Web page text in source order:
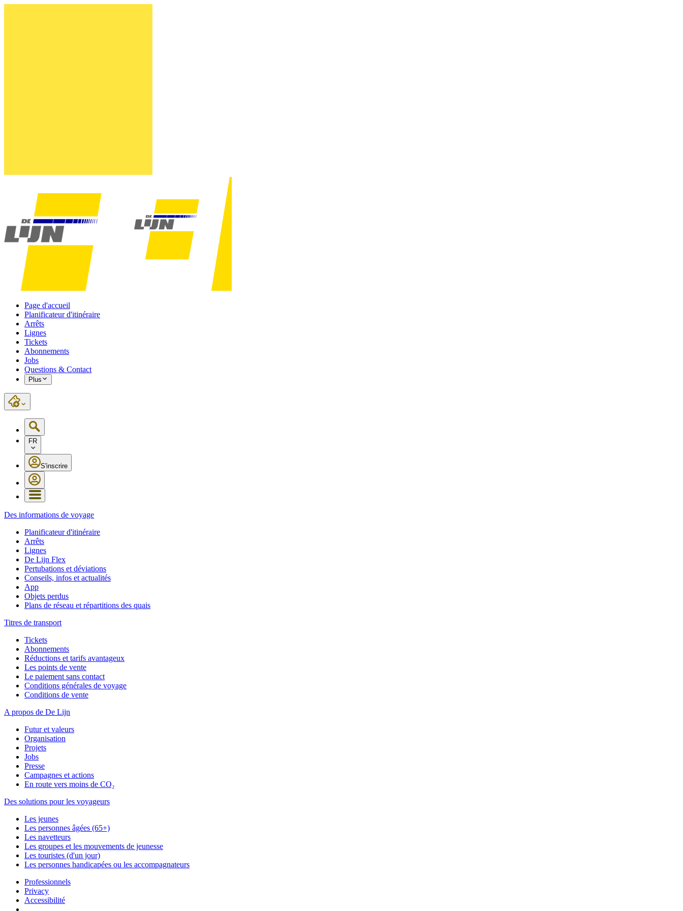
Page d'accueil
Planificateur d'itinéraire
Arrêts
Lignes
Tickets
Abonnements
Jobs
Questions & Contact
Plus
FR
S'inscrire
Des informations de voyage
Planificateur d'itinéraire
Arrêts
Lignes
De Lijn Flex
Pertubations et déviations
Conseils, infos et actualités
App
Objets perdus
Plans de réseau et répartitions des quais
Titres de transport
Tickets
Abonnements
Réductions et tarifs avantageux
Les points de vente
Le paiement sans contact
Conditions générales de voyage
Conditions de vente
A propos de De Lijn
Futur et valeurs
Organisation
Projets
Jobs
Presse
Campagnes et actions
En route vers moins de CO₂
Des solutions pour les voyageurs
Les jeunes
Les personnes âgées (65+)
Les navetteurs
Les groupes et les mouvements de jeunesse
Les touristes (d'un jour)
Les personnes handicapées ou les accompagnateurs
Professionnels
Privacy
Accessibilité